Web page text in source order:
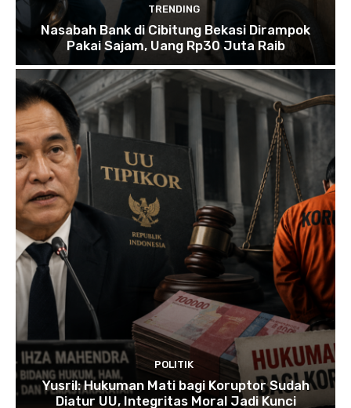
TRENDING
Nasabah Bank di Cibitung Bekasi Dirampok
Pakai Sajam, Uang Rp30 Juta Raib
POLITIK
Yusril: Hukuman Mati bagi Koruptor Sudah
Diatur UU, Integritas Moral Jadi Kunci